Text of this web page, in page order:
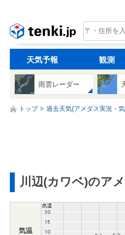
tenki.jp
天気予報 観測
雨雲レーダー
トップ 過去天気(アメダス実況・
川辺(カワベ)のア
気温